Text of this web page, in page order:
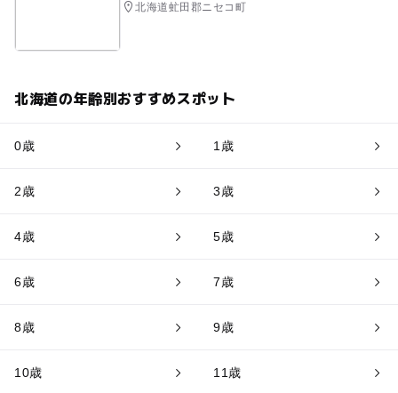
北海道虻田郡ニセコ町
北海道の年齢別おすすめスポット
0歳 1歳
2歳 3歳
4歳 5歳
6歳 7歳
8歳 9歳
10歳 11歳